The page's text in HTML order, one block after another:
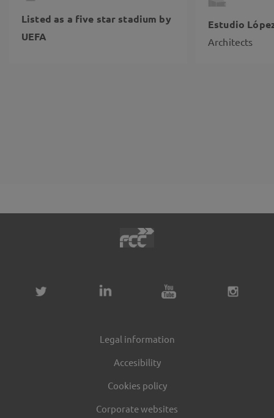
Listed as a five star stadium by
UEFA
Estudio
Architects
Legal information
Accesibility
Cookies policy
Corporate websites